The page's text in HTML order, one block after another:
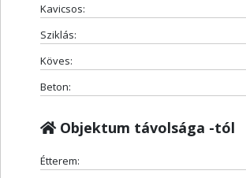
Kavicsos:
Sziklás:
Köves:
Beton:
Objektum távolsága -tól
Étterem: